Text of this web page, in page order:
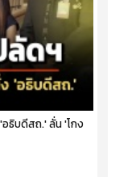
ธิบดีสถ.' ลั่น 'โกง